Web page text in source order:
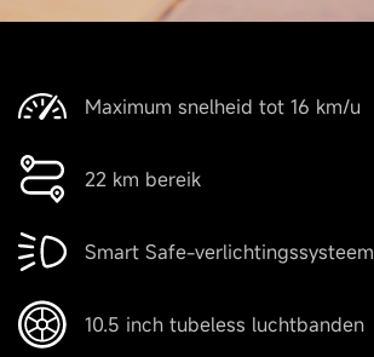
Maximum snelheid tot 16 km/u
22 km bereik
Smart Safe-verlichtingssysteem
10.5 inch tubeless luchtbanden
Snelheid
Tot 15°
Waterbestendig
IP54